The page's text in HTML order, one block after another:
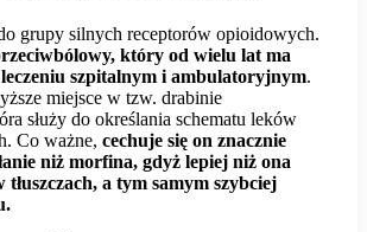
grupy silnych receptorów opioidowych.
który od wielu lat ma
leczeniu szpitalnym i ambulatoryjnym.
miejsce w tzw. drabinie
służy do określania schematu leków
Co ważne, cechuje się on znacznie
niż morfina, gdyż lepiej niż ona
tłuszczach, a tym samym szybciej